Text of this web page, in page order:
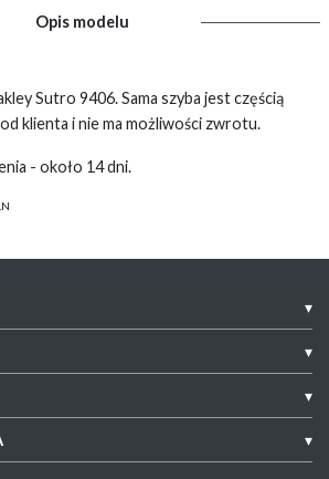
Opis modelu
Sutro 9406. Sama szyba jest częścią
klienta i nie ma możliwości zwrotu.
- około 14 dni.
▾
▾
▾
▾